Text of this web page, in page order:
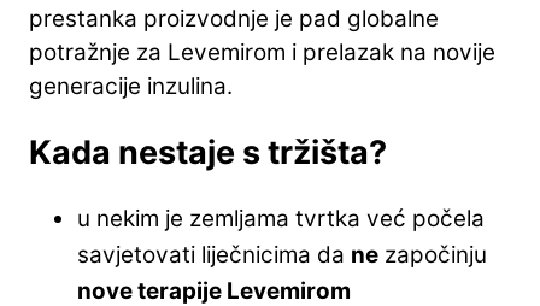
prestanka proizvodnje je pad globalne
potražnje za Levemirom i prelazak na novije
generacije inzulina.
Kada nestaje s tržišta?
u nekim je zemljama tvrtka već počela
savjetovati liječnicima da ne započinju
nove terapije Levemirom